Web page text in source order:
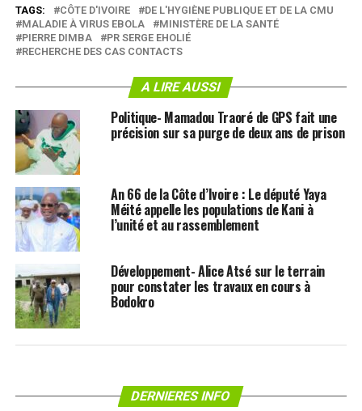
TAGS: CÔTE D'IVOIRE
DE L'HYGIÈNE PUBLIQUE ET DE LA CMU
MALADIE À VIRUS EBOLA
MINISTÈRE DE LA SANTÉ
PIERRE DIMBA
PR SERGE EHOLIÉ
RECHERCHE DES CAS CONTACTS
A LIRE AUSSI
Politique- Mamadou Traoré de GPS fait une
précision sur sa purge de deux ans de prison
An 66 de la Côte d’Ivoire : Le député Yaya
Méité appelle les populations de Kani à
l’unité et au rassemblement
Développement- Alice Atsé sur le terrain
pour constater les travaux en cours à
Bodokro
DERNIERES INFO